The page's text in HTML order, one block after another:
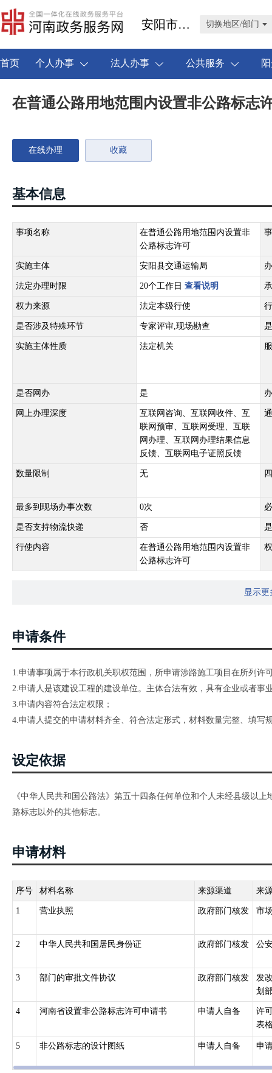
安阳市安阳县 切换地区/部门
首页 个人办事 法人办事 公共服务
在普通公路用地范围内设置非公路标志
在线办理 收藏
基本信息
事项名称
在普通公路用地范围内设置非
公路标志许可
实施主体 安阳县交通运输局
法定办理时限 20个工作日 查看说明
权力来源 法定本级行使
是否涉及特殊环节 专家评审,现场勘查
实施主体性质 法定机关
是否网办 是
网上办理深度
互联网咨询、互联网收件、互
联网预审、互联网受理、互联
网办理、互联网办理结果信息
反馈、互联网电子证照反馈
数量限制 无
最多到现场办事次数 0次
是否支持物流快递 否
行使内容
在普通公路用地范围内设置非
公路标志许可
显示更
申请条件
1.申请事项属于本行政机关职权范围，所申请涉路施工项目在所列许
2.申请人是该建设工程的建设单位。主体合法有效，具有企业或者事
3.申请内容符合法定权限；
4.申请人提交的申请材料齐全、符合法定形式，材料数量完整、填写
设定依据
《中华人民共和国公路法》第五十四条任何单位和个人未经县级以
路标志以外的其他标志。
申请材料
序号 材料名称 来源渠道 来
1 营业执照 政府部门核发 市
2 中华人民共和国居民身份证 政府部门核发 公
3 部门的审批文件协议 政府部门核发
发
划
4 河南省设置非公路标志许可申请书 申请人自备
许
表
5 非公路标志的设计图纸 申请人自备 申